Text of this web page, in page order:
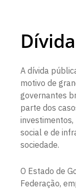
A dívida
motivo de
governantes
parte dos
social e de
sociedade.
O Estado de
Federação,